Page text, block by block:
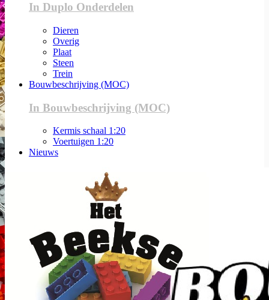
In Duplo Onderdelen
Dieren
Overig
Plaat
Steen
Trein
Bouwbeschrijving (MOC)
In Bouwbeschrijving (MOC)
Kermis schaal 1:20
Voertuigen 1:20
Nieuws